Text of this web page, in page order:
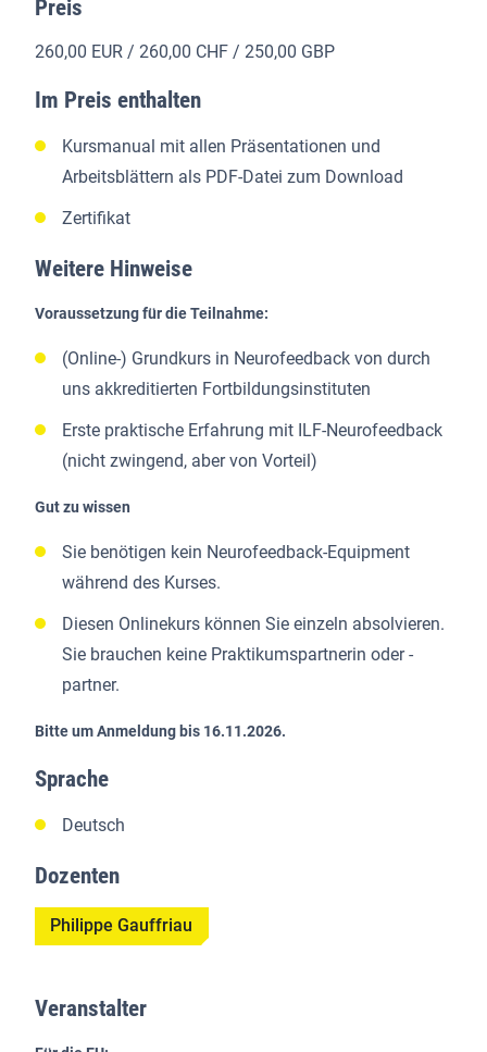
Preis
260,00 EUR / 260,00 CHF / 250,00 GBP
Im Preis enthalten
Kursmanual mit allen Präsentationen und
Arbeitsblättern als PDF-Datei zum Download
Zertifikat
Weitere Hinweise
Voraussetzung für die Teilnahme:
(Online-) Grundkurs in Neurofeedback von durch
uns akkreditierten Fortbildungsinstituten
Erste praktische Erfahrung mit ILF-Neurofeedback
(nicht zwingend, aber von Vorteil)
Gut zu wissen
Sie benötigen kein Neurofeedback-Equipment
während des Kurses.
Diesen Onlinekurs können Sie einzeln absolvieren.
Sie brauchen keine Praktikumspartnerin oder -
partner.
Bitte um Anmeldung bis 16.11.2026.
Sprache
Deutsch
Dozenten
Philippe Gauffriau
Veranstalter